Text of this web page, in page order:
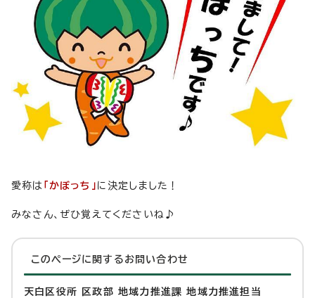
愛称は 「かぼっち」 に決定しました！
みなさん、ぜひ覚えてくださいね♪
このページに関する お問い合わせ
天白区役所 区政部 地域力推進課 地域力推進担当